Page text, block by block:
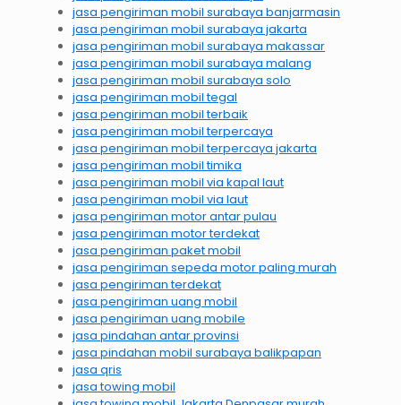
jasa pengiriman mobil surabaya banjarmasin
jasa pengiriman mobil surabaya jakarta
jasa pengiriman mobil surabaya makassar
jasa pengiriman mobil surabaya malang
jasa pengiriman mobil surabaya solo
jasa pengiriman mobil tegal
jasa pengiriman mobil terbaik
jasa pengiriman mobil terpercaya
jasa pengiriman mobil terpercaya jakarta
jasa pengiriman mobil timika
jasa pengiriman mobil via kapal laut
jasa pengiriman mobil via laut
jasa pengiriman motor antar pulau
jasa pengiriman motor terdekat
jasa pengiriman paket mobil
jasa pengiriman sepeda motor paling murah
jasa pengiriman terdekat
jasa pengiriman uang mobil
jasa pengiriman uang mobile
jasa pindahan antar provinsi
jasa pindahan mobil surabaya balikpapan
jasa qris
jasa towing mobil